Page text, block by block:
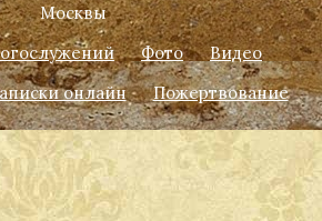
Москвы
Фото
Видео
онлайн Пожертвование